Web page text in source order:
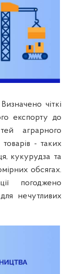
чіткі
експорту до
аграрного
- таких
кукурудза та
обсягах.
погоджено
нечутливих